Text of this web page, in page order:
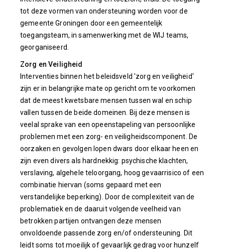
tot deze vormen van ondersteuning worden voor de
gemeente Groningen door een gemeentelijk
toegangsteam, in samenwerking met de WIJ teams,
georganiseerd.
Zorg en Veiligheid
Interventies binnen het beleidsveld 'zorg en veiligheid'
zijn er in belangrijke mate op gericht om te voorkomen
dat de meest kwetsbare mensen tussen wal en schip
vallen tussen de beide domeinen. Bij deze mensen is
veelal sprake van een opeenstapeling van persoonlijke
problemen met een zorg- en veiligheidscomponent. De
oorzaken en gevolgen lopen dwars door elkaar heen en
zijn even divers als hardnekkig: psychische klachten,
verslaving, algehele teloorgang, hoog gevaarrisico of een
combinatie hiervan (soms gepaard met een
verstandelijke beperking). Door de complexiteit van de
problematiek en de daaruit volgende veelheid van
betrokken partijen ontvangen deze mensen
onvoldoende passende zorg en/of ondersteuning. Dit
leidt soms tot moeilijk of gevaarlijk gedrag voor hunzelf